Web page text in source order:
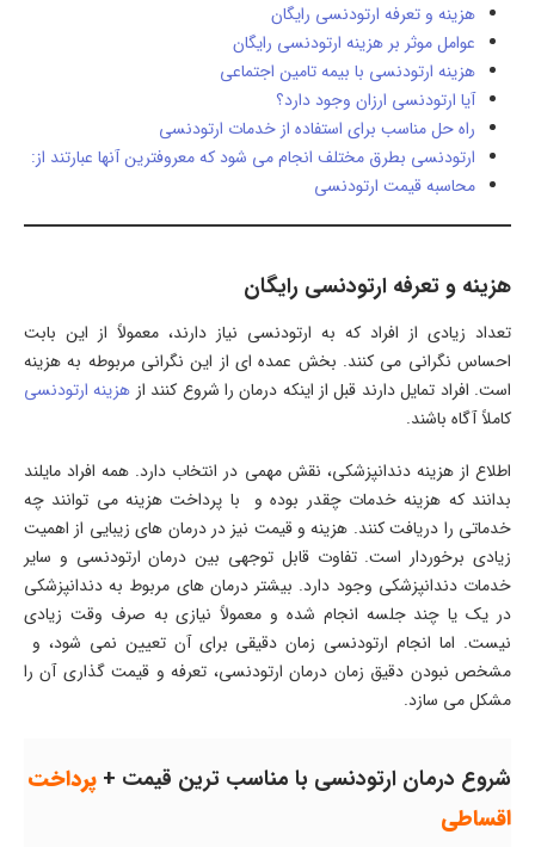
هزینه و تعرفه ارتودنسی رایگان
عوامل موثر بر هزینه ارتودنسی رایگان
هزینه ارتودنسی با بیمه تامین اجتماعی
آیا ارتودنسی ارزان وجود دارد؟
راه حل مناسب برای استفاده از خدمات ارتودنسی
ارتودنسی بطرق مختلف انجام می شود که معروفترین آنها عبارتند از:
محاسبه قیمت ارتودنسی
هزینه و تعرفه ارتودنسی رایگان
تعداد زیادی از افراد که به ارتودنسی نیاز دارند، معمولاً از این بابت
احساس نگرانی می کنند. بخش عمده ای از این نگرانی مربوطه به هزینه
است. افراد تمایل دارند قبل از اینکه درمان را شروع کنند از هزینه ارتودنسی
کاملاً آگاه باشند.
اطلاع از هزینه دندانپزشکی، نقش مهمی در انتخاب دارد. همه افراد مایلند
بدانند که هزینه خدمات چقدر بوده و با پرداخت هزینه می توانند چه
خدماتی را دریافت کنند. هزینه و قیمت نیز در درمان های زیبایی از اهمیت
زیادی برخوردار است. تفاوت قابل توجهی بین درمان ارتودنسی و سایر
خدمات دندانپزشکی وجود دارد. بیشتر درمان های مربوط به دندانپزشکی
در یک یا چند جلسه انجام شده و معمولاً نیازی به صرف وقت زیادی
نیست. اما انجام ارتودنسی زمان دقیقی برای آن تعیین نمی شود، و
مشخص نبودن دقیق زمان درمان ارتودنسی، تعرفه و قیمت گذاری آن را
مشکل می سازد.
شروع درمان ارتودنسی با مناسب ترین قیمت + پرداخت
اقساطی